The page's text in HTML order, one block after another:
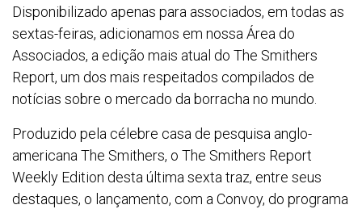
Disponibilizado apenas para associados, em todas as
sextas-feiras, adicionamos em nossa Área do
Associados, a edição mais atual do The Smithers
Report, um dos mais respeitados compilados de
notícias sobre o mercado da borracha no mundo.
Produzido pela célebre casa de pesquisa anglo-
americana The Smithers, o The Smithers Report
Weekly Edition desta última sexta traz, entre seus
destaques, o lançamento, com a Convoy, do programa